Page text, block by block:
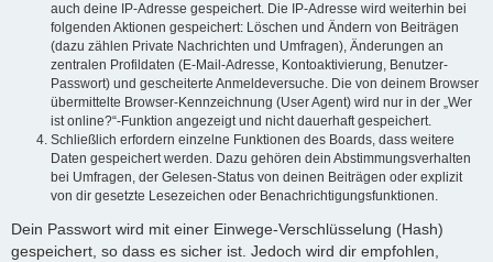
auch deine IP-Adresse gespeichert. Die IP-Adresse wird weiterhin bei
folgenden Aktionen gespeichert: Löschen und Ändern von Beiträgen
(dazu zählen Private Nachrichten und Umfragen), Änderungen an
zentralen Profildaten (E-Mail-Adresse, Kontoaktivierung, Benutzer-
Passwort) und gescheiterte Anmeldeversuche. Die von deinem Browser
übermittelte Browser-Kennzeichnung (User Agent) wird nur in der „Wer
ist online?“-Funktion angezeigt und nicht dauerhaft gespeichert.
Schließlich erfordern einzelne Funktionen des Boards, dass weitere
Daten gespeichert werden. Dazu gehören dein Abstimmungsverhalten
bei Umfragen, der Gelesen-Status von deinen Beiträgen oder explizit
von dir gesetzte Lesezeichen oder Benachrichtigungsfunktionen.
Dein Passwort wird mit einer Einwege-Verschlüsselung (Hash)
gespeichert, so dass es sicher ist. Jedoch wird dir empfohlen,